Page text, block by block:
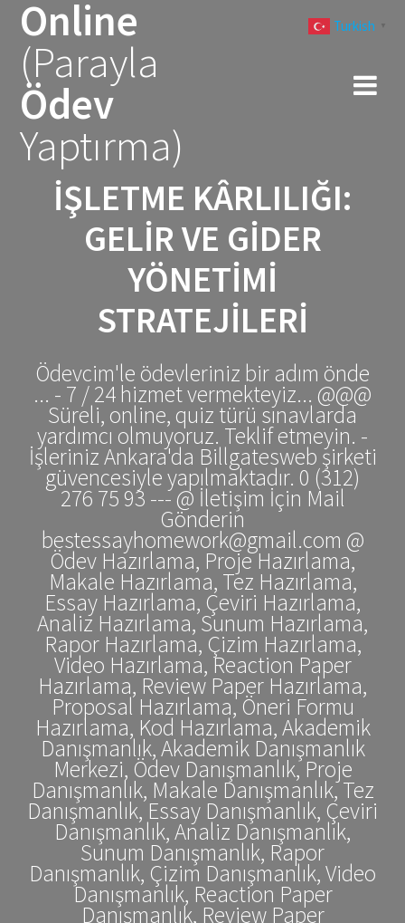
Online
(Parayla
Ödev
Yaptırma)
İŞLETME KÂRLILIĞI:
GELIR VE GIDER
YÖNETIMI
STRATEJILERI
Ödevcim'le ödevleriniz bir adım önde
... - 7 / 24 hizmet vermekteyiz... @@@
Süreli, online, quiz türü sınavlarda
yardımcı olmuyoruz. Teklif etmeyin. -
İşleriniz Ankara'da Billgatesweb şirketi
güvencesiyle yapılmaktadır. 0 (312)
276 75 93 --- @ İletişim İçin Mail
Gönderin
bestessayhomework@gmail.com @
Ödev Hazırlama, Proje Hazırlama,
Makale Hazırlama, Tez Hazırlama,
Essay Hazırlama, Çeviri Hazırlama,
Analiz Hazırlama, Sunum Hazırlama,
Rapor Hazırlama, Çizim Hazırlama,
Video Hazırlama, Reaction Paper
Hazırlama, Review Paper Hazırlama,
Proposal Hazırlama, Öneri Formu
Hazırlama, Kod Hazırlama, Akademik
Danışmanlık, Akademik Danışmanlık
Merkezi, Ödev Danışmanlık, Proje
Danışmanlık, Makale Danışmanlık, Tez
Danışmanlık, Essay Danışmanlık, Çeviri
Danışmanlık, Analiz Danışmanlık,
Sunum Danışmanlık, Rapor
Danışmanlık, Çizim Danışmanlık, Video
Danışmanlık, Reaction Paper
Danışmanlık, Review Paper
Turkish ▼